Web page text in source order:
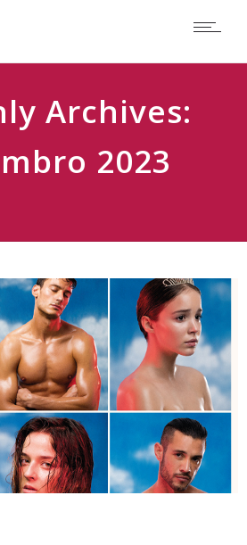
Archives:
2023